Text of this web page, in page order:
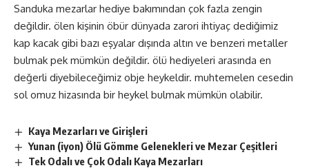
Sanduka mezarlar hediye bakımından çok fazla zengin
değildir. ölen kişinin öbür dünyada zarori ihtiyaç dediğimiz
kap kacak gibi bazı eşyalar dışında altın ve benzeri metaller
bulmak pek mümkün değildir. ölü hediyeleri arasında en
değerli diyebileceğimiz obje heykeldir. muhtemelen cesedin
sol omuz hizasında bir heykel bulmak mümkün olabilir.
Kaya Mezarları ve Girişleri
Yunan (iyon) Ölü Gömme Gelenekleri ve Mezar Çeşitleri
Tek Odalı ve Çok Odalı Kaya Mezarları